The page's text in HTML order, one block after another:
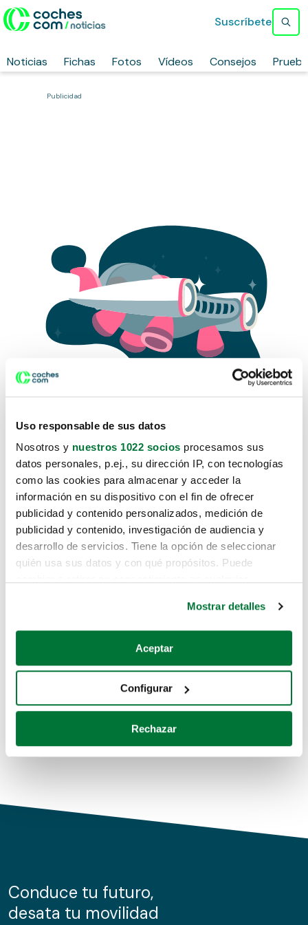
Uso responsable de sus datos
Nosotros y nuestros 1022 socios procesamos sus
datos personales, p.ej., su dirección IP, con tecnologías
como las cookies para almacenar y acceder la
información en su dispositivo con el fin de ofrecer
publicidad y contenido personalizados, medición de
publicidad y contenido, investigación de audiencia y
desarrollo de servicios. Tiene la opción de seleccionar
quién usa sus datos y con qué propósitos. Puede
Si lo permite, también quisiéramos:
Recopilar información sobre su ubicación geográfica
Identificar su dispositivo analizándolo activamente
para buscar características específicas (huellas
Obtenga más información sobre cómo se procesan sus
de cookies.
información sobre el uso que haga del sitio web con
nuestros partners de redes sociales, publicidad y análisis
Mostrar detalles
Aceptar
Configurar
Rechazar
Noticias Fichas Fotos Vídeos Consejos
Suscríbete
Publicidad
Lo sentimos, no sabemos como
te hemos traido hasta aquí.
Pero puedes encontrar el coche que estás
buscando en alguno de estos enlaces:
Coches de segunda mano
Coches de km0
Conduce tu futuro,
desata tu movilidad